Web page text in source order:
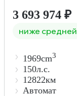
3 693 974 ₽
ниже средней
1969cm3
150л.с.
12822км
Автомат